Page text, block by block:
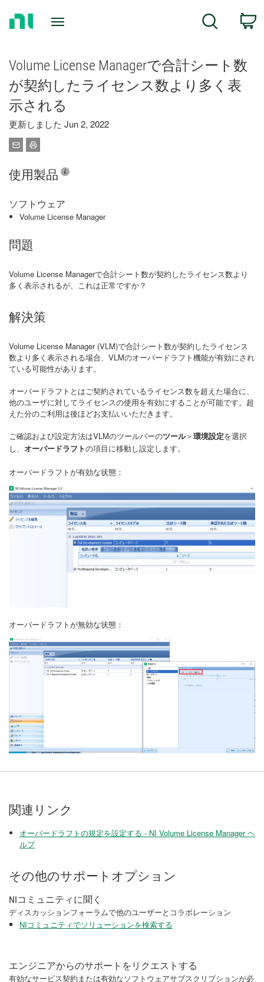
Search
Volume License Managerで合計シート数
が契約したライセンス数より多く表
示される
更新しました Jun 2, 2022
使用製品
ソフトウェア
Volume License Manager
問題
Volume License Managerで合計シート数が契約したライセンス数より
多く表示されるが、これは正常ですか？
解決策
Volume License Manager (VLM)で合計シート数が契約したライセンス
数より多く表示される場合、VLMのオーバードラフト機能が有効にされ
ている可能性があります。
オーバードラフトとはご契約されているライセンス数を超えた場合に、
他のユーザに対してライセンスの使用を有効にすることが可能です。超
えた分のご利用は後ほどお支払いいただきます。
ご確認および設定方法はVLMのツールバーのツール＞ 環境設定を選択
し、
オーバードラフトの項目に移動し設定します。
オーバードラフトが有効な状態：
オーバードラフトが無効な状態：
関連リンク
オーバードラフトの規定を設定する - NI Volume License Manager ヘ
ルプ
その他のサポートオプション
NIコミュニティに聞く
ディスカッションフォーラムで他のユーザーとコラボレーション
NIコミュニティでソリューションを検索する
エンジニアからのサポートをリクエストする
有効なサービス契約または有効なソフトウェアサブスクリプションが必